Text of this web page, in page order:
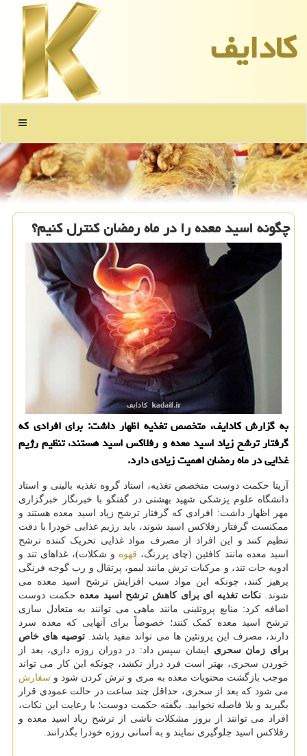
كادایف
منو
چگونه اسید معده را در ماه رمضان کنترل کنیم؟
به گزارش کادایف، متخصص تغذیه اظهار داشت: برای افرادی که
گرفتار ترشح زیاد اسید معده و رفلاکس اسید هستند، تنظیم رژیم
غذایی در ماه رمضان اهمیت زیادی دارد.
آزیتا حکمت دوست متخصص تغذیه، استاد گروه تغذیه بالینی و استاد
دانشگاه علوم پزشکی شهید بهشتی در گفتگو با خبرنگار خبرگزاری
مهر اظهار داشت: افرادی که گرفتار ترشح زیاد اسید معده هستند و
ممکنست گرفتار رفلاکس اسید شوند، باید رژیم غذایی خودرا با دقت
تنظیم کنند و این افراد از مصرف مواد غذایی تحریک کننده ترشح
اسید معده مانند کافئین (چای پررنگ، قهوه و شکلات)، غذاهای تند و
ادویه جات تند، و مرکبات ترش مانند لیمو، پرتقال و رب گوجه فرنگی
پرهیز کنند، چونکه این مواد سبب افزایش ترشح اسید معده می
شوند. نکات تغذیه ای برای کاهش ترشح اسید معده حکمت دوست
اضافه کرد: منابع پروتئینی مانند ماهی می توانند به متعادل سازی
ترشح اسید معده کمک کنند؛ خصوصاً برای آنهایی که معده سرد
دارند، مصرف این پروتئین ها می تواند مفید باشد. توصیه های خاص
برای زمان سحری ایشان سپس داد: در دوران روزه داری، بعد از
خوردن سحری، بهتر است فرد دراز نکشد، چونکه این کار می تواند
موجب بازگشت محتویات معده به مری و ترش کردن شود و سفارش
می شود که بعد از سحری، حداقل چند ساعت در حالت عمودی قرار
بگیرید و بلا فاصله نخوابید. بگفته حکمت دوست؛ با رعایت این نکات،
افراد می توانند از بروز مشکلات ناشی از ترشح زیاد اسید معده و
رفلاکس اسید جلوگیری نمایند و به آسانی روزه خودرا بگذرانند.